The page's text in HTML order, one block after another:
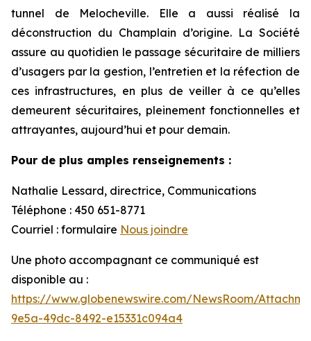
tunnel de Melocheville. Elle a aussi réalisé la
déconstruction du Champlain d’origine. La Société
assure au quotidien le passage sécuritaire de milliers
d’usagers par la gestion, l’entretien et la réfection de
ces infrastructures, en plus de veiller à ce qu’elles
demeurent sécuritaires, pleinement fonctionnelles et
attrayantes, aujourd’hui et pour demain.
Pour de plus amples renseignements :
Nathalie Lessard, directrice, Communications
Téléphone : 450 651-8771
Courriel : formulaire Nous joindre
Une photo accompagnant ce communiqué est
disponible au :
https://www.globenewswire.com/NewsRoom/
9e5a-49dc-8492-e15331c094a4